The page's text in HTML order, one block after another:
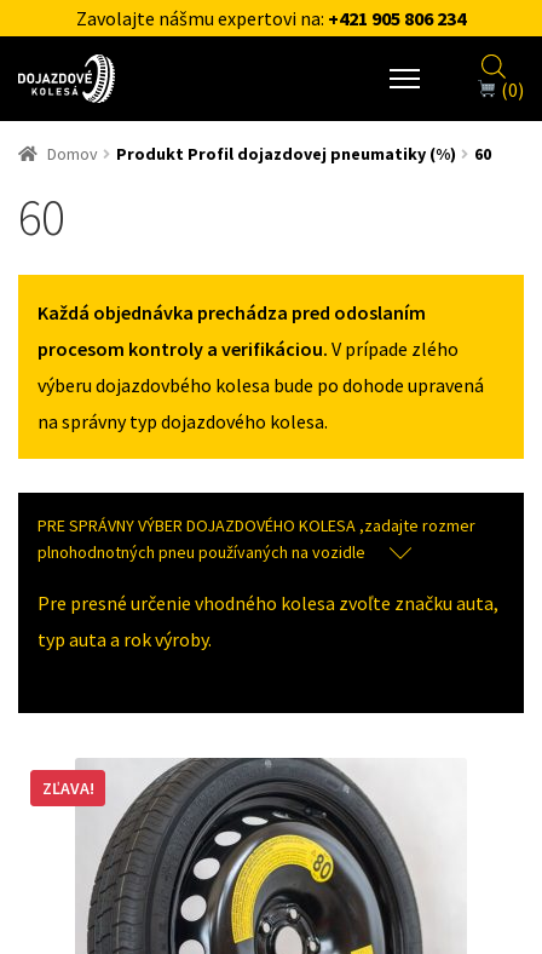
Zavolajte nášmu expertovi na: +421 905 806 234
(0)
Domov Produkt Profil dojazdovej pneumatiky (%) 60
60
Každá objednávka prechádza pred odoslaním
procesom kontroly a verifikáciou. V prípade zlého
výberu dojazdovbého kolesa bude po dohode upravená
na správny typ dojazdového kolesa.
PRE SPRÁVNY VÝBER DOJAZDOVÉHO KOLESA ,zadajte rozmer
plnohodnotných pneu používaných na vozidle
Pre presné určenie vhodného kolesa zvoľte značku auta,
typ auta a rok výroby.
ZĽAVA!